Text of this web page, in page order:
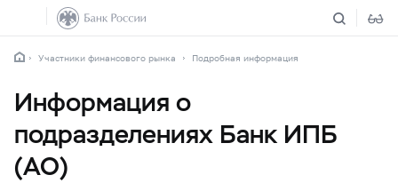
Участники финансового рынка Подробная информация
Информация о
подразделениях Банк ИПБ
(АО)